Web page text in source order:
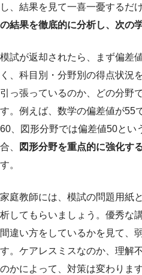
し、結果を見て一喜一憂するだ
の結果を徹底的に分析し、次の
模試が返却されたら、まず偏差
く、科目別・分野別の得点状況
引っ張っているのか、どの分野
す。例えば、数学の偏差値が55
60、図形分野では偏差値50とい
合、
図形分野を重点的に強化す
す。
家庭教師には、模試の問題用紙
析してもらいましょう。優秀な
間違い方をしているかを見て、
す。ケアレスミスなのか、理解
のかによって、対策は変わります